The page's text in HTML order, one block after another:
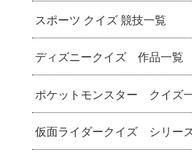
スポーツ クイズ 競技一覧
ディズニークイズ 作品一覧
ポケットモンスター クイズ
仮面ライダークイズ シリー